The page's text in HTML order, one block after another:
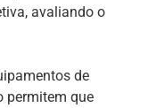
avaliando o
de
permitem que